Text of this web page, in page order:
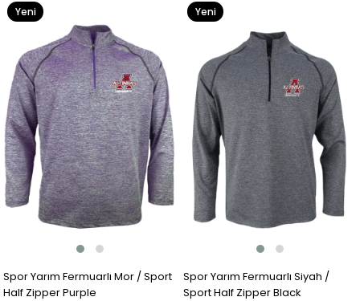
Spor Yarım Fermuarlı Mor / Sport
Half Zipper Purple
Yeni
Spor Yarım Fermuarlı Siyah /
Sport Half Zipper Black
Yeni